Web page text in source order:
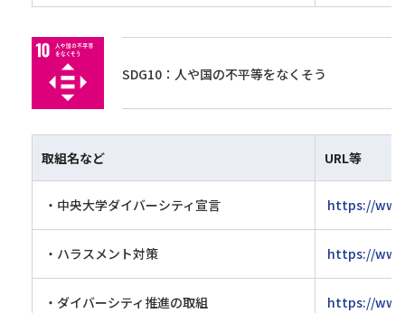
SDG10：人や国の不平等をなくそう
取組名など URL等
・中央大学ダイバーシティ宣言 https://
・ハラスメント対策 https://
・ダイバーシティ推進の取組 https://